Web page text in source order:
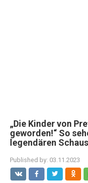
„Die Kinder von
geworden!“ So
legendären
Published by: 03.11.2023